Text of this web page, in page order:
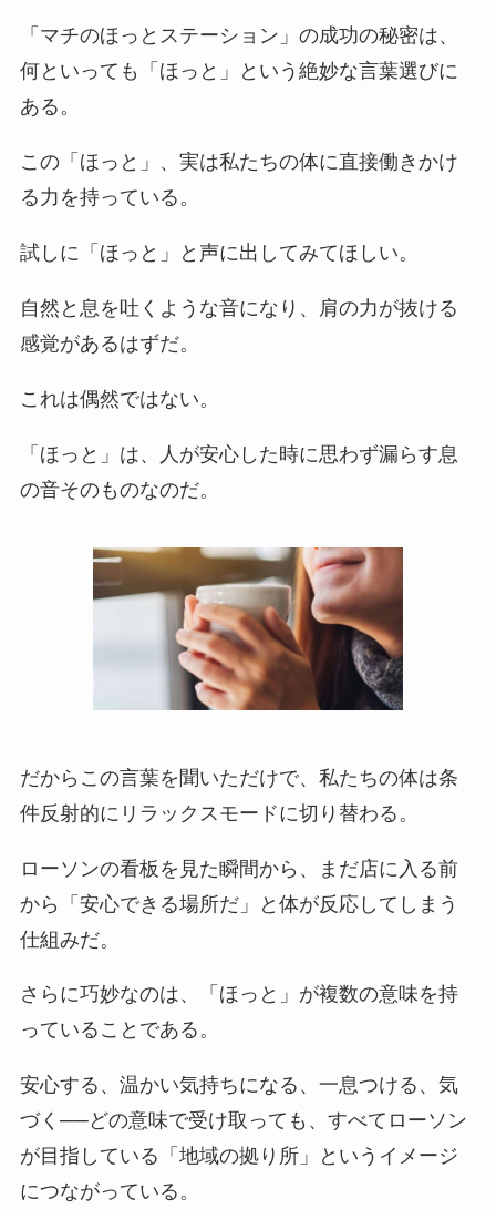
「マチのほっとステーション」の成功の秘密は、
何といっても「ほっと」という絶妙な言葉選びに
ある。
この「ほっと」、実は私たちの体に直接働きかけ
る力を持っている。
試しに「ほっと」と声に出してみてほしい。
自然と息を吐くような音になり、肩の力が抜ける
感覚があるはずだ。
これは偶然ではない。
「ほっと」は、人が安心した時に思わず漏らす息
の音そのものなのだ。
だからこの言葉を聞いただけで、私たちの体は条
件反射的にリラックスモードに切り替わる。
ローソンの看板を見た瞬間から、まだ店に入る前
から「安心できる場所だ」と体が反応してしまう
仕組みだ。
さらに巧妙なのは、「ほっと」が複数の意味を持
っていることである。
安心する、温かい気持ちになる、一息つける、気
づく──どの意味で受け取っても、すべてローソン
が目指している「地域の拠り所」というイメージ
につながっている。